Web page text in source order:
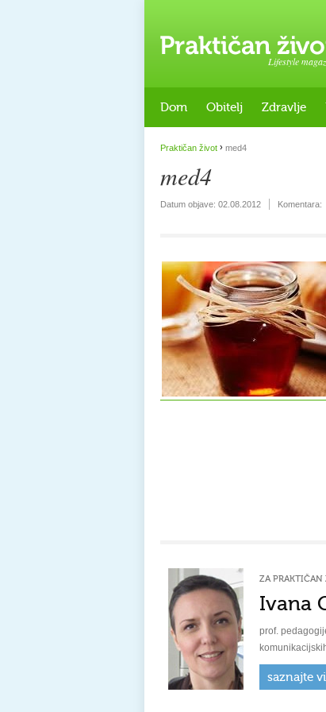
Lifestyle
Dom Obitelj Zdravlje
Praktičan život › med4
med4
Datum objave: 02.08.2012 Komentara:
ZA PRAKTIČAN
Ivana
prof.
saznajte